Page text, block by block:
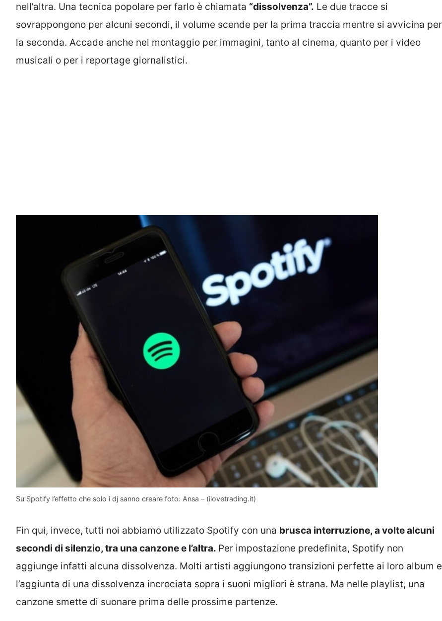
nell’altra. Una tecnica popolare per farlo è chiamata “dissolvenza”. Le due tracce si
sovrappongono per alcuni secondi, il volume scende per la prima traccia mentre si avvicina per
la seconda. Accade anche nel montaggio per immagini, tanto al cinema, quanto per i video
musicali o per i reportage giornalistici.
Su Spotify l’effetto che solo i dj sanno creare foto: Ansa – (ilovetrading.it)
Fin qui, invece, tutti noi abbiamo utilizzato Spotify con una brusca interruzione, a volte alcuni
secondi di silenzio, tra una canzone e l’altra. Per impostazione predefinita, Spotify non
aggiunge infatti alcuna dissolvenza. Molti artisti aggiungono transizioni perfette ai loro album e
l’aggiunta di una dissolvenza incrociata sopra i suoni migliori è strana. Ma nelle playlist, una
canzone smette di suonare prima delle prossime partenze.